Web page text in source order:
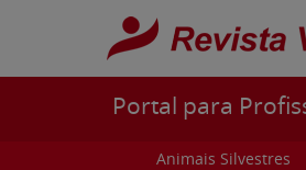
Pular para o conteúdo
Portal para
Animais Silvestres